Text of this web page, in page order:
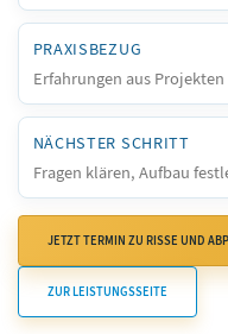
PRAXISBEZUG
Erfahrungen aus
NÄCHSTER SCHRITT
Fragen klären, Aufbau
JETZT TERMIN ZU RISSE UND
ZUR LEISTUNGSSEITE